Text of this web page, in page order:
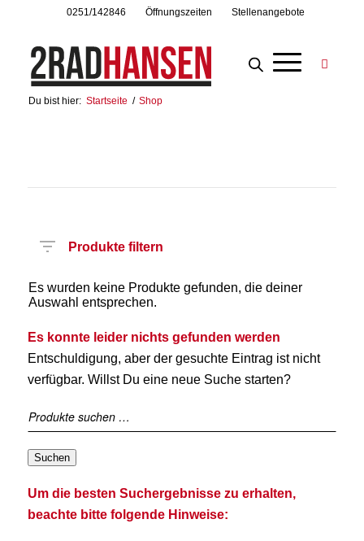
0251/142846 Öffnungszeiten Stellenangebote
Du bist hier: Startseite / Shop
Produkte filtern
Es wurden keine Produkte gefunden, die deiner
Auswahl entsprechen.
Es konnte leider nichts gefunden werden
Entschuldigung, aber der gesuchte Eintrag ist nicht
verfügbar. Willst Du eine neue Suche starten?
Suchen
Um die besten Suchergebnisse zu erhalten,
beachte bitte folgende Hinweise: